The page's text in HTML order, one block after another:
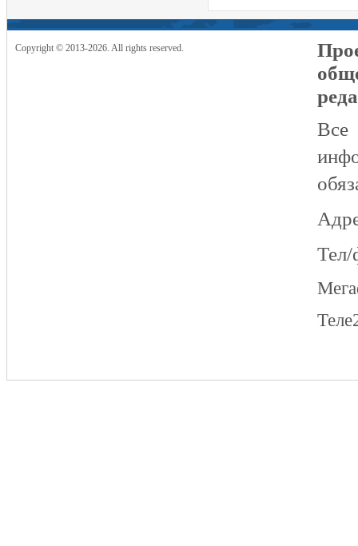
Copyright © 2013-2026. All rights reserved.